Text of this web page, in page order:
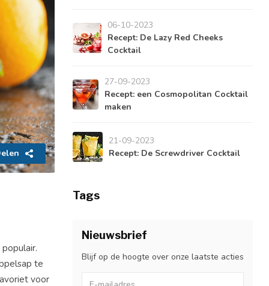
te
voor
06-10-2023
Recept: De Lazy Red Cheeks
Cocktail
27-09-2023
Recept: een Cosmopolitan Cocktail
maken
21-09-2023
Recept: De Screwdriver Cocktail
Tags
Nieuwsbrief
Blijf op de hoogte over onze laatste acties